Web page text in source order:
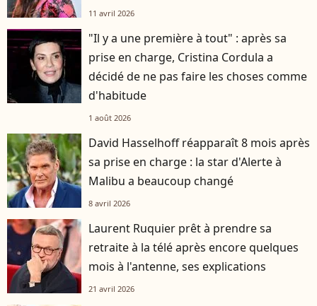
11 avril 2026
"Il y a une première à tout" : après sa
prise en charge, Cristina Cordula a
décidé de ne pas faire les choses comme
d'habitude
1 août 2026
David Hasselhoff réapparaît 8 mois après
sa prise en charge : la star d'Alerte à
Malibu a beaucoup changé
8 avril 2026
Laurent Ruquier prêt à prendre sa
retraite à la télé après encore quelques
mois à l'antenne, ses explications
21 avril 2026